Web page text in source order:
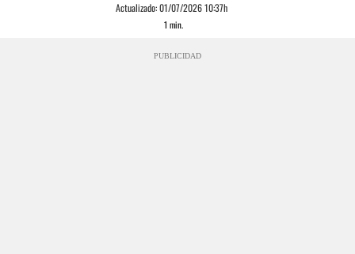
Actualizado:01/07/2026 10:37h
1 min.
PUBLICIDAD